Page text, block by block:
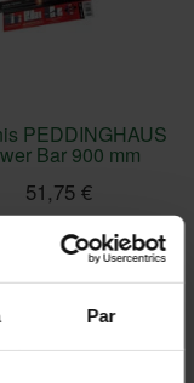
Par
PEDDINGHAUS
Bar 900 mm
51,75 €
Ir noliktavā